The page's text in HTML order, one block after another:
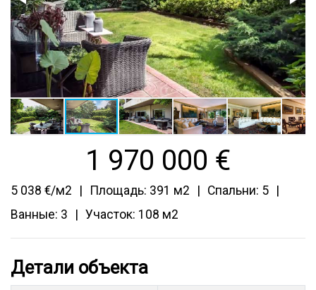
1 970 000 €
5 038 €/м2 Площадь: 391 м2
Спальни: 5
Ванные: 3
Участок: 108 м2
Детали объекта